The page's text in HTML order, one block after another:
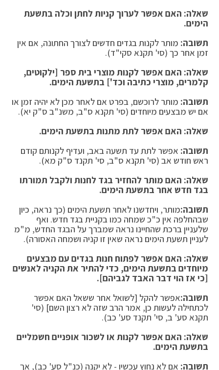
שאלה: האם אפשר לערוך קניות לחתן וכלה בתשעת
הימים.
תשובה: מותר לקנות בגדים חדשים לצורך החתונה, אם אין
זמן אחר כך (סי' תקנא סקי"ד).
שאלה: האם אפשר לקנות מוצרי בית ספר [ילקוטים,
קלמרים, מוצרי כתיבה וכד'] בתשעת הימים.
תשובה: מותר לרוכשם, בפרט אם לאחר מכן לא יהיה זמן או
אם יש מבצעים מיוחדים (סי' תקנא ס"ב, משנ"ב ס"ק יא).
שאלה: האם אפשר לתת מתנות בתשעת הימים.
תשובה: אפשר לתת עד תשעה באב, ועדיף לקנותם קודם
ראש חודש אב (סי' תקנא ס"ב, סי' תקנד ס"ק מא).
שאלה: האם מותר להחזיר בגד לחנות ולקבל תמורתו
בגד חדש אחר בתשעת הימים.
תשובה:מותר, ויחדשנו לאחר תשעת הימים (כך נראה, כיון
שבהחלפה אין כ"כ שמחה כמו בקניית בגד חדש. ואף
שלעניין ברכת שהחיינו נראה שמברך על הבגד החדש, מ"מ
לעניין תשעת הימים נראה שאין זו קניה ושמחה האסורה).
שאלה: האם אפשר לפתוח חנות בגדים עם מבצעים
מיוחדים בתשעת הימים, כדי להתיר את הקניה לאנשים
[כי אז הוי דבר האבד לגביהם].
תשובה:אפשר להקל [לשואל אחר ששאל האם אפשר
לכתחילה לעשות כן, אמר הרב שזה לא רצון השם] (סי'
תקנא סע' ב, סי' תקנד סע' כב).
שאלה: האם אפשר לקנות או לשכור אופניים חשמליים
בתשעת הימים.
תשובה: אם לא נחוץ עכשיו - לא יקנה (כנ"ל סע' כב), אך